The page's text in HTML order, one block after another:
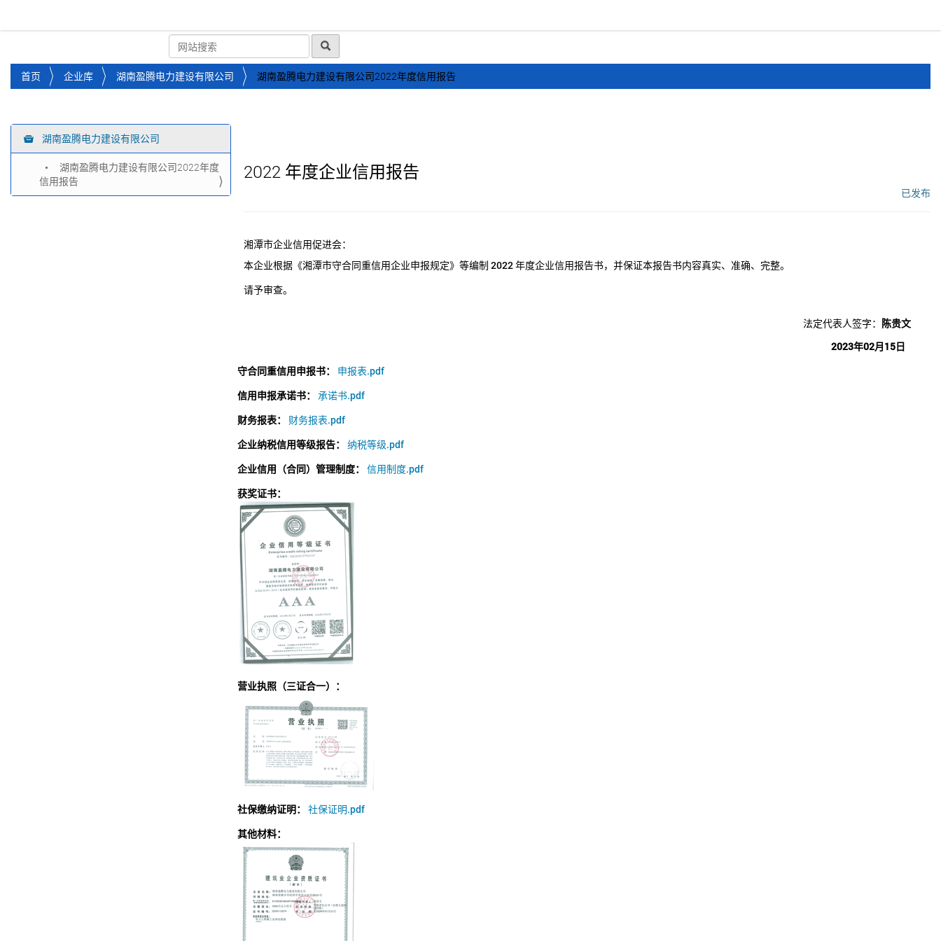
您
位
首页 企业库 湖南盈腾电力建设有限公司 湖南盈腾电力建设有限公司2022年度信用报告
导
航
湖南盈腾电力建设有限公司
湖南盈腾电力建设有限公司2022年度
信用报告
2022 年度企业信用报告
已发布
湘潭市企业信用促进会：
本企业根据《湘潭市守合同重信用企业申报规定》等编制 2022年度企业信用报告书，并保证本报告书内容真实、准确、完整。
请予审查。
法定代表人签字： 陈贵文
2023年02月15日
守合同重信用申报书：
申报表.pdf
信用申报承诺书：
承诺书.pdf
财务报表：
财务报表.pdf
企业纳税信用等级报告：
纳税等级.pdf
企业信用（合同）管理制度：
信用制度.pdf
获奖证书：
营业执照（三证合一）：
社保缴纳证明：
社保证明.pdf
其他材料：